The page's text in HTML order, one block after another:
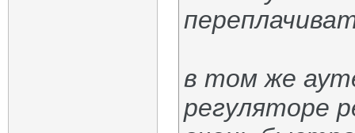
в том же
регуляторе